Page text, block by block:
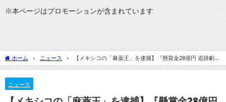
※本ページはプロモーションが含まれています
ホーム ニュース
【メキシコの「麻薬王」を逮捕】『懸賞金28億円 追跡劇の
結末』についてTwitterの反応
ニュース